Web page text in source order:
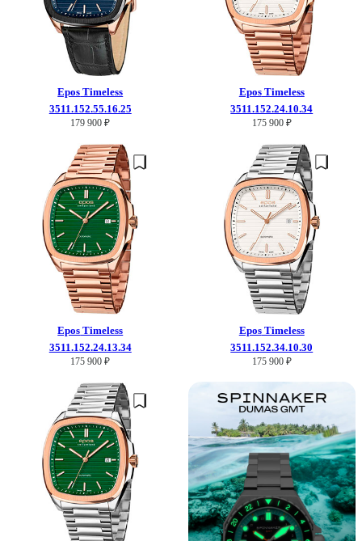
Epos Timeless
3511.152.55.16.25
179 900 ₽
EposTimeless
3511.152.24.10.34
175 900 ₽
Epos Timeless
3511.152.24.13.34
175 900 ₽
EposTimeless
3511.152.34.10.30
175 900 ₽